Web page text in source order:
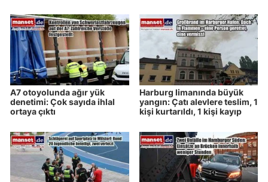
A7 otoyolunda ağır yük
denetimi: Çok sayıda ihlal
ortaya çıktı
Harburg limanında büyük
yangın: Çatı alevlere teslim, 1
kişi kurtarıldı, 1 kişi kayıp